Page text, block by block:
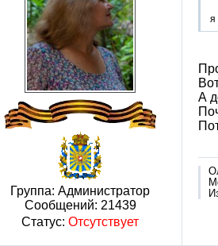
Группа: Администратор
Сообщений: 21439
Статус: Отсутствует
я
А